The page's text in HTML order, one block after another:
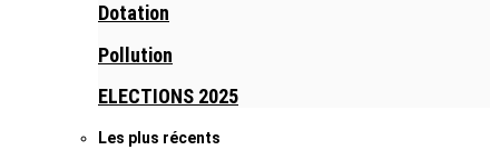
Dotation
Pollution
ELECTIONS 2025
Les plus récents